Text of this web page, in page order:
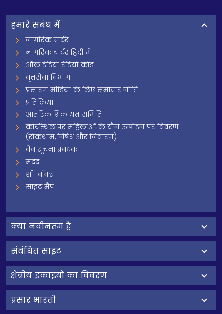
हमारे सबंध में
नागरिक चार्टर
नागरिक चार्टर हिंदी में
ऑल इंडिया रेडियो कोड
वृत्तसेवा विभाग
प्रसारण मीडिया के लिए समाचार नीति
प्रतिक्रिया
आंतरिक शिकायत समिति
कार्यस्थल पर महिलाओं के यौन उत्पीड़न पर विवरण
(रोकथाम, निषेध और निवारण)
वेब सूचना प्रबंधक
मदद
शी-बॉक्स
साइट मैप
क्‍या नवीनतम है
संबंधित साइट
क्षेत्रीय इकाइयों का विवरण
प्रसार भारती